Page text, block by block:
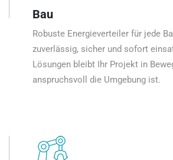
Bau
Robuste Energieverteiler für jede
zuverlässig, sicher und sofort
Lösungen bleibt Ihr Projekt in
anspruchsvoll die Umgebung ist.